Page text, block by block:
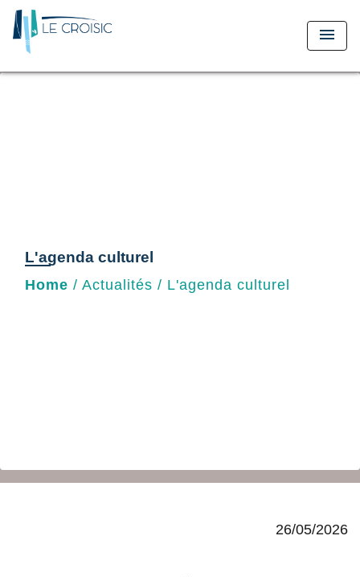
menu
L'agenda culturel
Home / Actualités / L'agenda culturel
26/05/2026